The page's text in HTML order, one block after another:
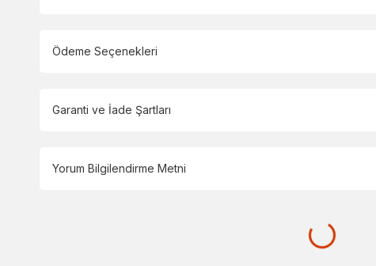
Ödeme Seçenekleri
Garanti ve İade Şartları
Yorum Bilgilendirme Metni